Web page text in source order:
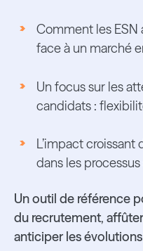
Comment les ESN
face à un marché
Un focus sur les
candidats :
L’impact croissant
dans les
Un outil de référence
du recrutement,
anticiper les